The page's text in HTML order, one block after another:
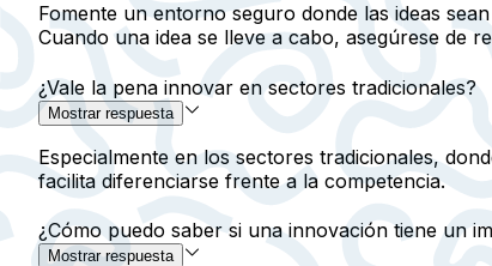
Fomente un entorno seguro donde las ideas
Cuando una idea se lleve a cabo, asegúrese de
¿Vale la pena innovar en sectores tradicionales?
Mostrar respuesta
Especialmente en los sectores tradicionales,
facilita diferenciarse frente a la competencia.
¿Cómo puedo saber si una innovación tiene un
Mostrar respuesta